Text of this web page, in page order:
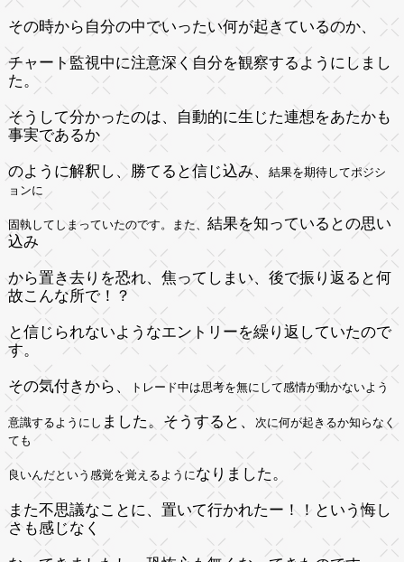
その時から自分の中でいったい何が起きているのか、
チャート監視中に注意深く自分を観察するようにしまし
た。
そうして分かったのは、
自動的に生じた連想をあたかも
事実であるか
のように解釈し、勝てると信じ込み、
結果を期待してポジシ
ョンに
固執してしまっていたのです。また、 結果を知っているとの思い
込み
から置き去りを恐れ、焦ってしまい、 後で振り返ると何
故こんな所で！？
と信じられないようなエントリーを繰り返していたので
す。
その気付きから、 トレード中は思考を無にして感情が動かないよう
意識するようにし ました。そうすると、
次に何が起きるか知らなく
ても
良いんだという感覚を覚えるようになりました。
また不思議なことに、置いて行かれたー！！ という悔し
さも感じなく